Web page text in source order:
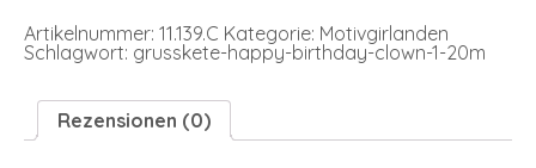
Artikelnummer: 11.139.C Kategorie: Motivgirlanden
Schlagwort: grusskete-happy-birthday-clown-1-20m
Rezensionen (0)